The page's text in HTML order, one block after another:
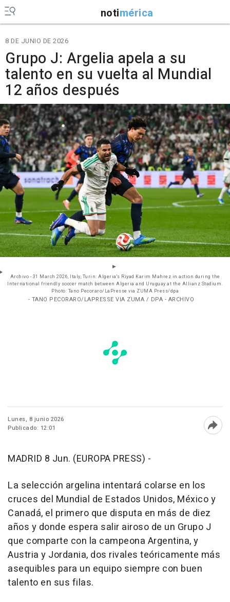
notimérica
8 DE JUNIO DE 2026
Grupo J: Argelia apela a su
talento en su vuelta al Mundial
12 años después
Archivo - 31 March 2026, Italy, Turin: Algeria's Riyad Karim Mahrez in action during the
International friendly soccer match between Algeria and Uruguay at the Allianz Stadium.
Photo: Tano Pecoraro/LaPresse via ZUMA Press/dpa
- TANO PECORARO/LAPRESSE VIA ZUMA / DPA - ARCHIVO
Lunes, 8 junio 2026
Publicado: 12:01
MADRID 8 Jun. (EUROPA PRESS) -
La selección argelina intentará colarse en los
cruces del Mundial de Estados Unidos, México y
Canadá, el primero que disputa en más de diez
años y donde espera salir airoso de un Grupo J
que comparte con la campeona Argentina, y
Austria y Jordania, dos rivales teóricamente más
asequibles para un equipo siempre con buen
talento en sus filas.